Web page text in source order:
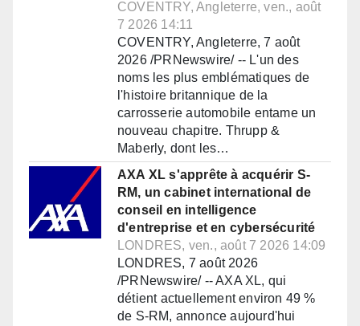
COVENTRY, Angleterre, ven., août
7 2026 14:11
COVENTRY, Angleterre, 7 août
2026 /PRNewswire/ -- L'un des
noms les plus emblématiques de
l'histoire britannique de la
carrosserie automobile entame un
nouveau chapitre. Thrupp &
Maberly, dont les…
AXA XL s'apprête à acquérir S-
RM, un cabinet international de
conseil en intelligence
d'entreprise et en cybersécurité
LONDRES, ven., août 7 2026 14:09
LONDRES, 7 août 2026
/PRNewswire/ -- AXA XL, qui
détient actuellement environ 49 %
de S-RM, annonce aujourd'hui